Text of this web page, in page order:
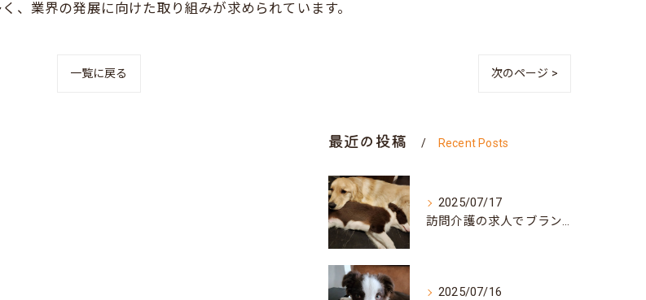
、業界の発展に向けた取り組みが求められています。
一覧に戻る 次のページ >
最近の投稿 Recent Posts
2025/07/17
訪問介護の求人でブランク可な働き方と兵庫県神戸市北区で自分らしく再スタートするポイント
2025/07/16